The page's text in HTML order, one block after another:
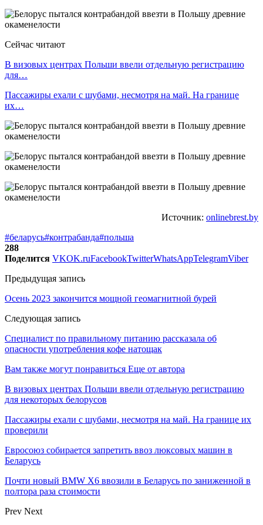
Сейчас читают
В визовых центрах Польши ввели отдельную регистрацию
для…
Пассажиры ехали с шубами, несмотря на май. На границе
их…
Источник: onlinebrest.by
#беларусь#контрабанда#польша
288
Поделится VKOK.ruFacebookTwitterWhatsAppTelegramViber
Предыдущая запись
Осень 2023 закончится мощной геомагнитной бурей
Следующая запись
Специалист по правильному питанию рассказала об
опасности употребления кофе натощак
Вам также могут понравиться Еще от автора
В визовых центрах Польши ввели отдельную регистрацию
для некоторых белорусов
Пассажиры ехали с шубами, несмотря на май. На границе их
проверили
Евросоюз собирается запретить ввоз люксовых машин в
Беларусь
Почти новый BMW X6 ввозили в Беларусь по заниженной в
полтора раза стоимости
Prev Next